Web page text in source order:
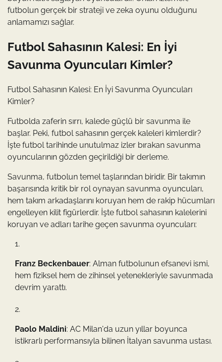
futbolun gerçek bir strateji ve zeka oyunu olduğunu
anlamamızı sağlar.
Futbol Sahasının Kalesi: En İyi
Savunma Oyuncuları Kimler?
Futbol Sahasının Kalesi: En İyi Savunma Oyuncuları
Kimler?
Futbolda zaferin sırrı, kalede güçlü bir savunma ile
başlar. Peki, futbol sahasının gerçek kaleleri kimlerdir?
İşte futbol tarihinde unutulmaz izler bırakan savunma
oyuncularının gözden geçirildiği bir derleme.
Savunma, futbolun temel taşlarından biridir. Bir takımın
başarısında kritik bir rol oynayan savunma oyuncuları,
hem takım arkadaşlarını koruyan hem de rakip hücumları
engelleyen kilit figürlerdir. İşte futbol sahasının kalelerini
koruyan ve adları tarihe geçen savunma oyuncuları:
Franz Beckenbauer: Alman futbolunun efsanevi ismi,
hem fiziksel hem de zihinsel yetenekleriyle savunmada
devrim yarattı.
Paolo Maldini: AC Milan'da uzun yıllar boyunca
istikrarlı performansıyla bilinen İtalyan savunma ustası.